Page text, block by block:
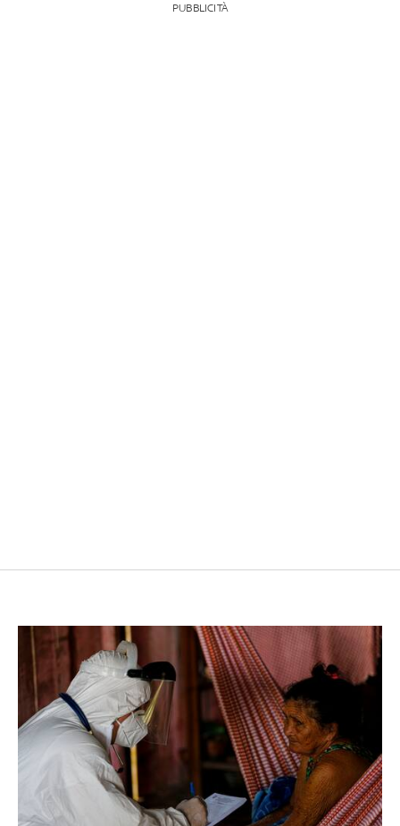
PUBBLICITÀ